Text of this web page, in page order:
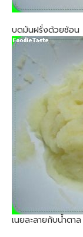
บดมันฝรั่งด้วยช้อน
เนยละลายกับน้ำตา